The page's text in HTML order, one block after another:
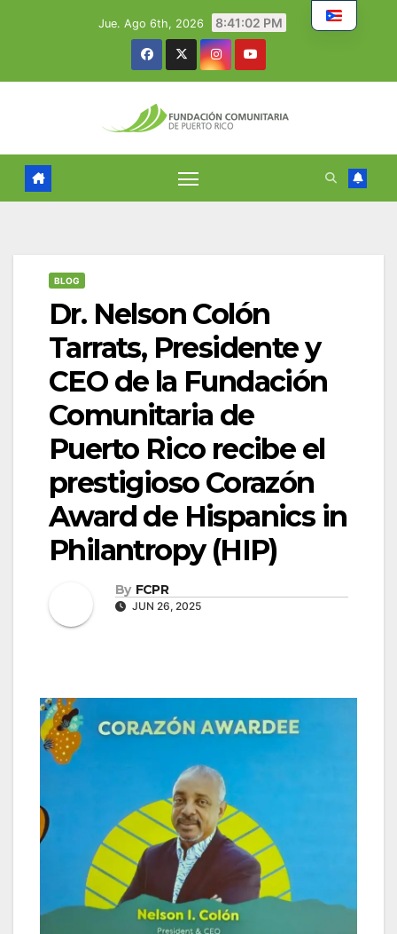
Jue. Ago 6th, 2026 8:41:03 PM
BLOG
Dr. Nelson Colón
Tarrats, Presidente y
CEO de la Fundación
Comunitaria de
Puerto Rico recibe el
prestigioso Corazón
Award de Hispanics in
Philantropy (HIP)
By FCPR
JUN 26, 2025